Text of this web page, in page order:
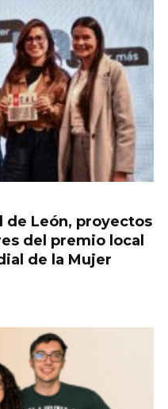
de León, proyectos
del premio local
de la Mujer